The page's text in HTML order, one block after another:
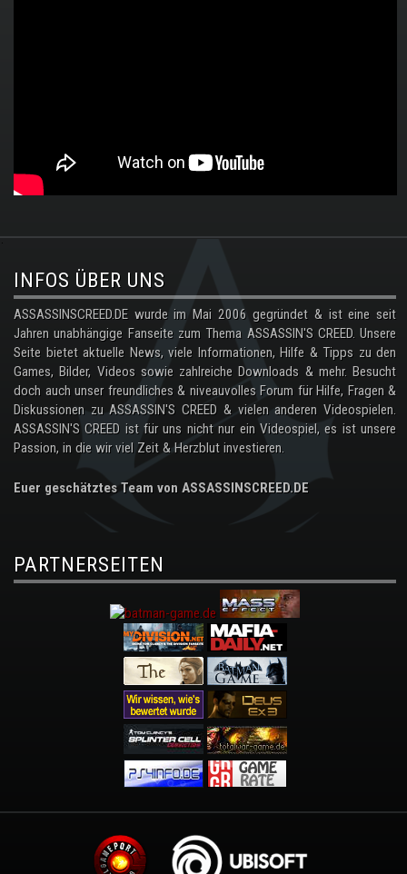
.
INFOS ÜBER UNS
ASSASSINSCREED.DE wurde im Mai 2006 gegründet & ist eine seit
Jahren unabhängige Fanseite zum Thema ASSASSIN'S CREED. Unsere
Seite bietet aktuelle News, viele Informationen, Hilfe & Tipps zu den
Games, Bilder, Videos sowie zahlreiche Downloads & mehr. Besucht
doch auch unser freundliches & niveauvolles Forum für Hilfe, Fragen &
Diskussionen zu ASSASSIN'S CREED & vielen anderen Videospielen.
ASSASSIN'S CREED ist für uns nicht nur ein Videospiel, es ist unsere
Passion, in die wir viel Zeit & Herzblut investieren.
Euer geschätztes Team von ASSASSINSCREED.DE
PARTNERSEITEN